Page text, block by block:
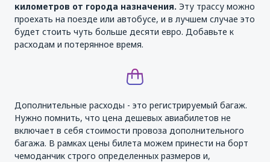
километров от города назначения. Эту трассу можно
проехать на поезде или автобусе, и в лучшем случае это
будет стоить чуть больше десяти евро. Добавьте к
расходам и потерянное время.
Дополнительные расходы - это регистрируемый багаж.
Нужно помнить, что цена дешевых авиабилетов не
включает в себя стоимости провоза дополнительного
багажа. В рамках цены билета можем принести на борт
чемоданчик строго определенных размеров и,